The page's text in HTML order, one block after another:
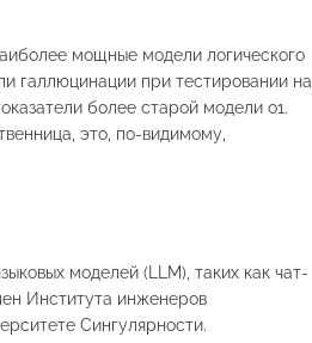
мощные модели логического
галлюцинации при тестировании на
более старой модели o1.
это, по-видимому,
моделей (LLM), таких как чат-
Института инженеров
Сингулярности.